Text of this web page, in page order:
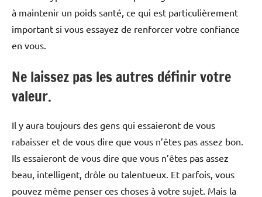
à maintenir un poids santé, ce qui est particulièrement
important si vous essayez de renforcer votre confiance
en vous.
Ne laissez pas les autres définir votre
valeur.
Il y aura toujours des gens qui essaieront de vous
rabaisser et de vous dire que vous n’êtes pas assez bon.
Ils essaieront de vous dire que vous n’êtes pas assez
beau, intelligent, drôle ou talentueux. Et parfois, vous
pouvez même penser ces choses à votre sujet. Mais la